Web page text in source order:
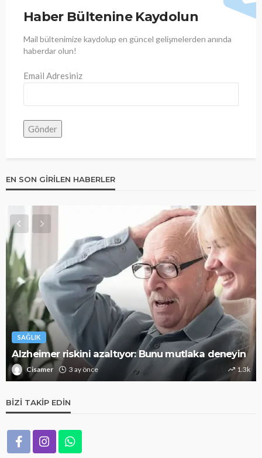
Haber Bültenine Kaydolun
Mail bültenimize kaydolup en güncel gelişmelerden anında
haberdar olun!
Email Adresiniz
EN SON GIRILEN HABERLER
SAĞLIK
Alzheimer riskini azaltıyor: Bunu mutlaka deneyin
Cisamer 3 ay önce 1.3k
BIZI TAKIP EDIN